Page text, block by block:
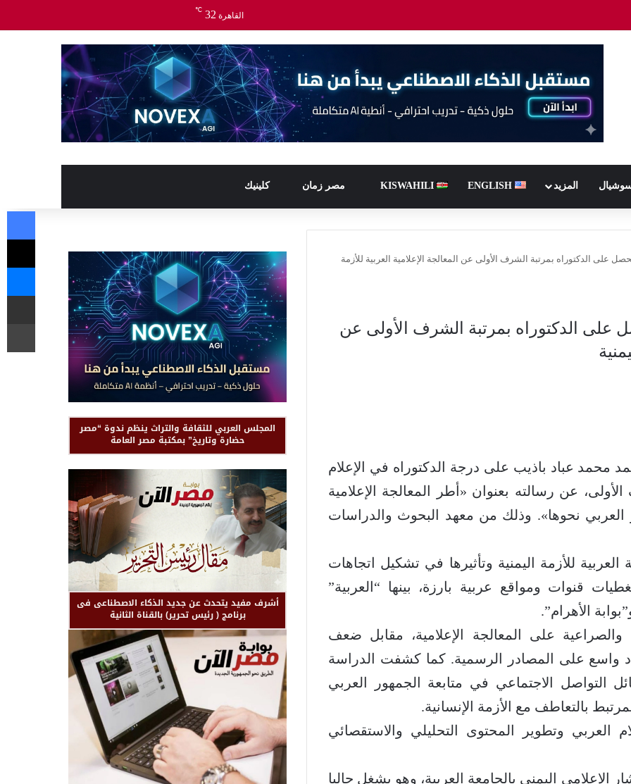
القاهرة 32
℃
المزيد ENGLISH
KISWAHILI مصر زمان كلينيك
على الدكتوراه بمرتبة الشرف الأولى عن المعالجة الإعلامية العربية للأزمة
على الدكتوراه بمرتبة الشرف الأولى عن
محمد عباد باذيب على درجة الدكتوراه في الإعلام
عن رسالته بعنوان «أطر المعالجة الإعلامية
العربي نحوها». وذلك من معهد البحوث والدراسات
العربية للأزمة اليمنية وتأثيرها في تشكيل اتجاهات
قنوات ومواقع عربية بارزة، بينها “العربية”
الأهرام”.
والصراعية على المعالجة الإعلامية، مقابل ضعف
واسع على المصادر الرسمية. كما كشفت الدراسة
التواصل الاجتماعي في متابعة الجمهور العربي
بالتعاطف مع الأزمة الإنسانية.
العربي وتطوير المحتوى التحليلي والاستقصائي
اليمني بالجامعة العربية، وهو يشغل حاليا
المجلس العربي للثقافة والتراث ينظم ندوة “مصر
حضارة وتاريخ” بمكتبة مصر العامة
أشرف مفيد يتحدث عن جديد الذكاء الاصطناعى فى
برنامج ( رئيس تحرير) بالقناة الثانية